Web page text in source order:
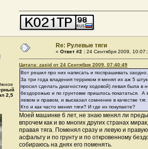
2,5
Re: Рулевые тяги
« Ответ #2 : 24 Сентября 2009,
Цитата: zasid от 24 Сентября 2009, 07:40:49
Вот решил про них написать и поспрашивать заодно.
За три года владения терриком я менял их аж 5
просил сделать диагностику ходовой) левая была
бездорожью и по грунтовке пришлось покататься.
левом и правом, и высказал сомнение в качестве
Кто и как часто менял тяги? И где их покупаете?
Моей машинке 6 лет, не знаю менял ли
впрочем как и во многих других странах
правая тяга. Поменял сразу и левую и
асфальту и по грунту и по откровенному
собираюсь на днях его поменять.